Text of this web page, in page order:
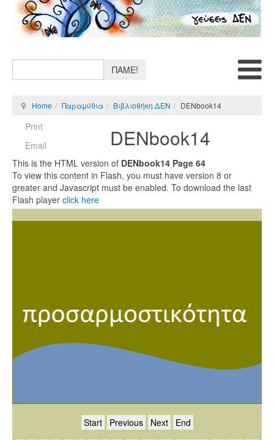
ΠΑΜΕ!
Home Παραμύθια Βιβλιοθήκη ΔΕΝ DENbook14
Print
Email
DENbook14
This is the HTML version of DENbook14 Page 64
To view this content in Flash, you must have version 8 or
greater and Javascript must be enabled. To download the last
Flash player click here
Start Previous Next
End